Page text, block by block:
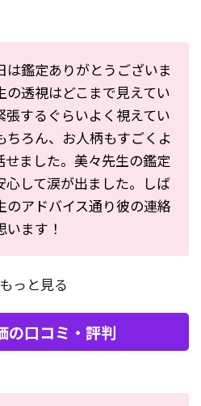
は鑑定ありがとうございま
の透視はどこまで見えてい
張するぐらいよく視えてい
ちろん、お人柄もすごくよ
せました。美々先生の鑑定
心して涙が出ました。しば
のアドバイス通り彼の連絡
ます！
っと見る
の口コミ・評判